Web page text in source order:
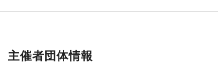
主催者団体情報